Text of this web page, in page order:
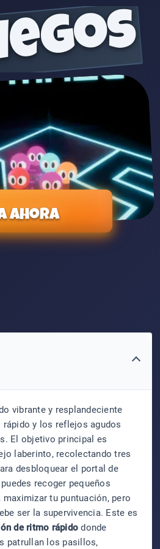
ahora
vibrante y resplandeciente
rápido y los reflejos agudos
El objetivo principal es
laberinto, recolectando tres
desbloquear el portal de
recoger pequeños
maximizar tu puntuación, pero
ser la supervivencia. Este es
de ritmo rápido donde
patrullan los pasillos,